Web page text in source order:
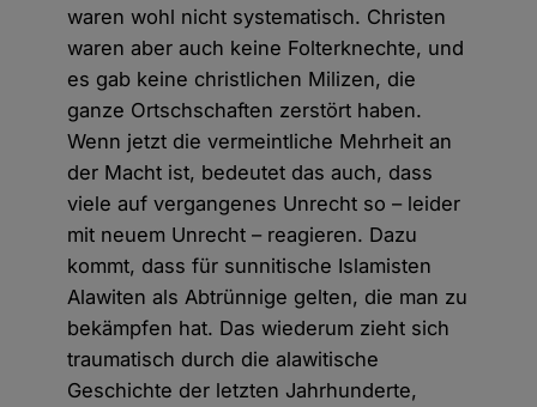
waren wohl nicht systematisch. Christen
waren aber auch keine Folterknechte, und
es gab keine christlichen Milizen, die
ganze Ortschschaften zerstört haben.
Wenn jetzt die vermeintliche Mehrheit an
der Macht ist, bedeutet das auch, dass
viele auf vergangenes Unrecht so – leider
mit neuem Unrecht – reagieren. Dazu
kommt, dass für sunnitische Islamisten
Alawiten als Abtrünnige gelten, die man zu
bekämpfen hat. Das wiederum zieht sich
traumatisch durch die alawitische
Geschichte der letzten Jahrhunderte,